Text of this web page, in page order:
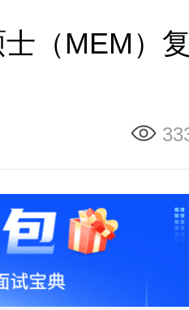
（MEM）复